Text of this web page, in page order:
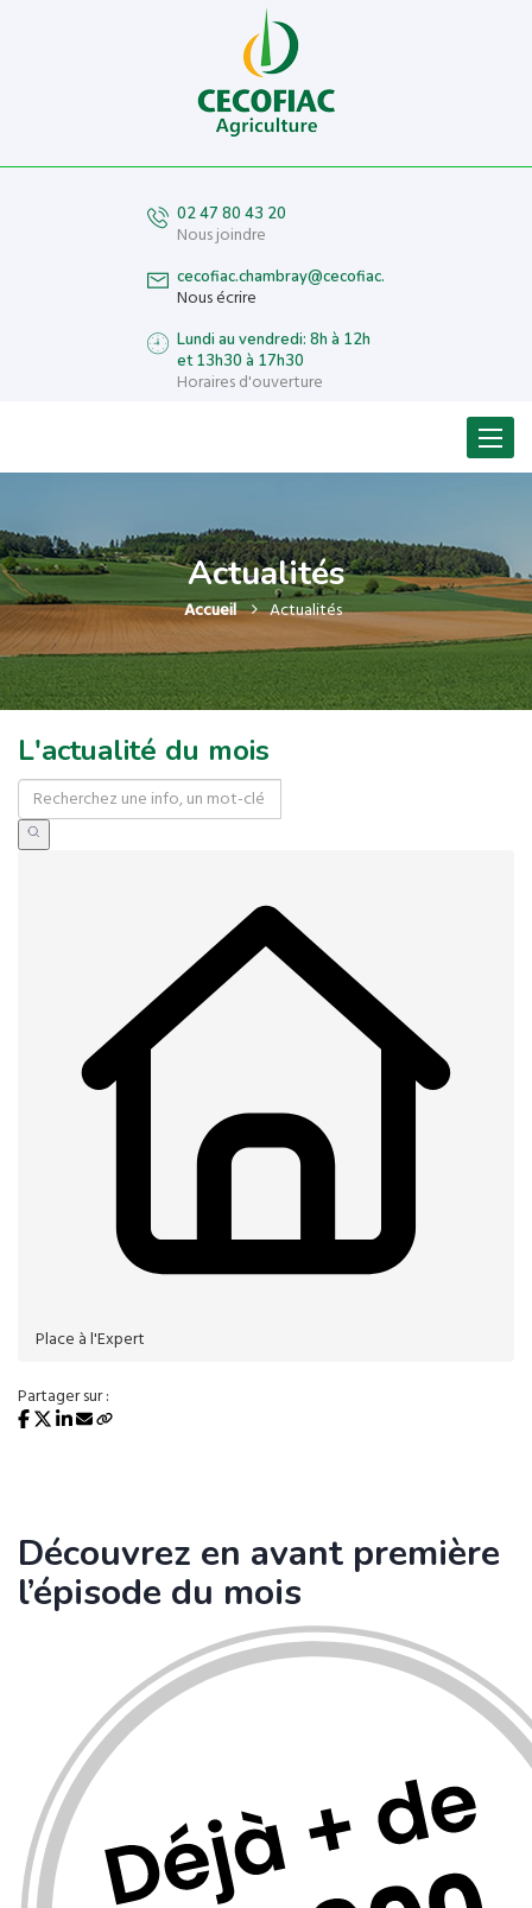
02 47 80 43 20
Nous joindre
cecofiac.chambray@cecofiac.fr
Nous écrire
Lundi au vendredi: 8h à 12h
et 13h30 à 17h30
Horaires d'ouverture
Menu
Actualités
Accueil Actualités
L'actualité du mois
Place à l'Expert
Partager sur :
Découvrez en avant première
l’épisode du mois